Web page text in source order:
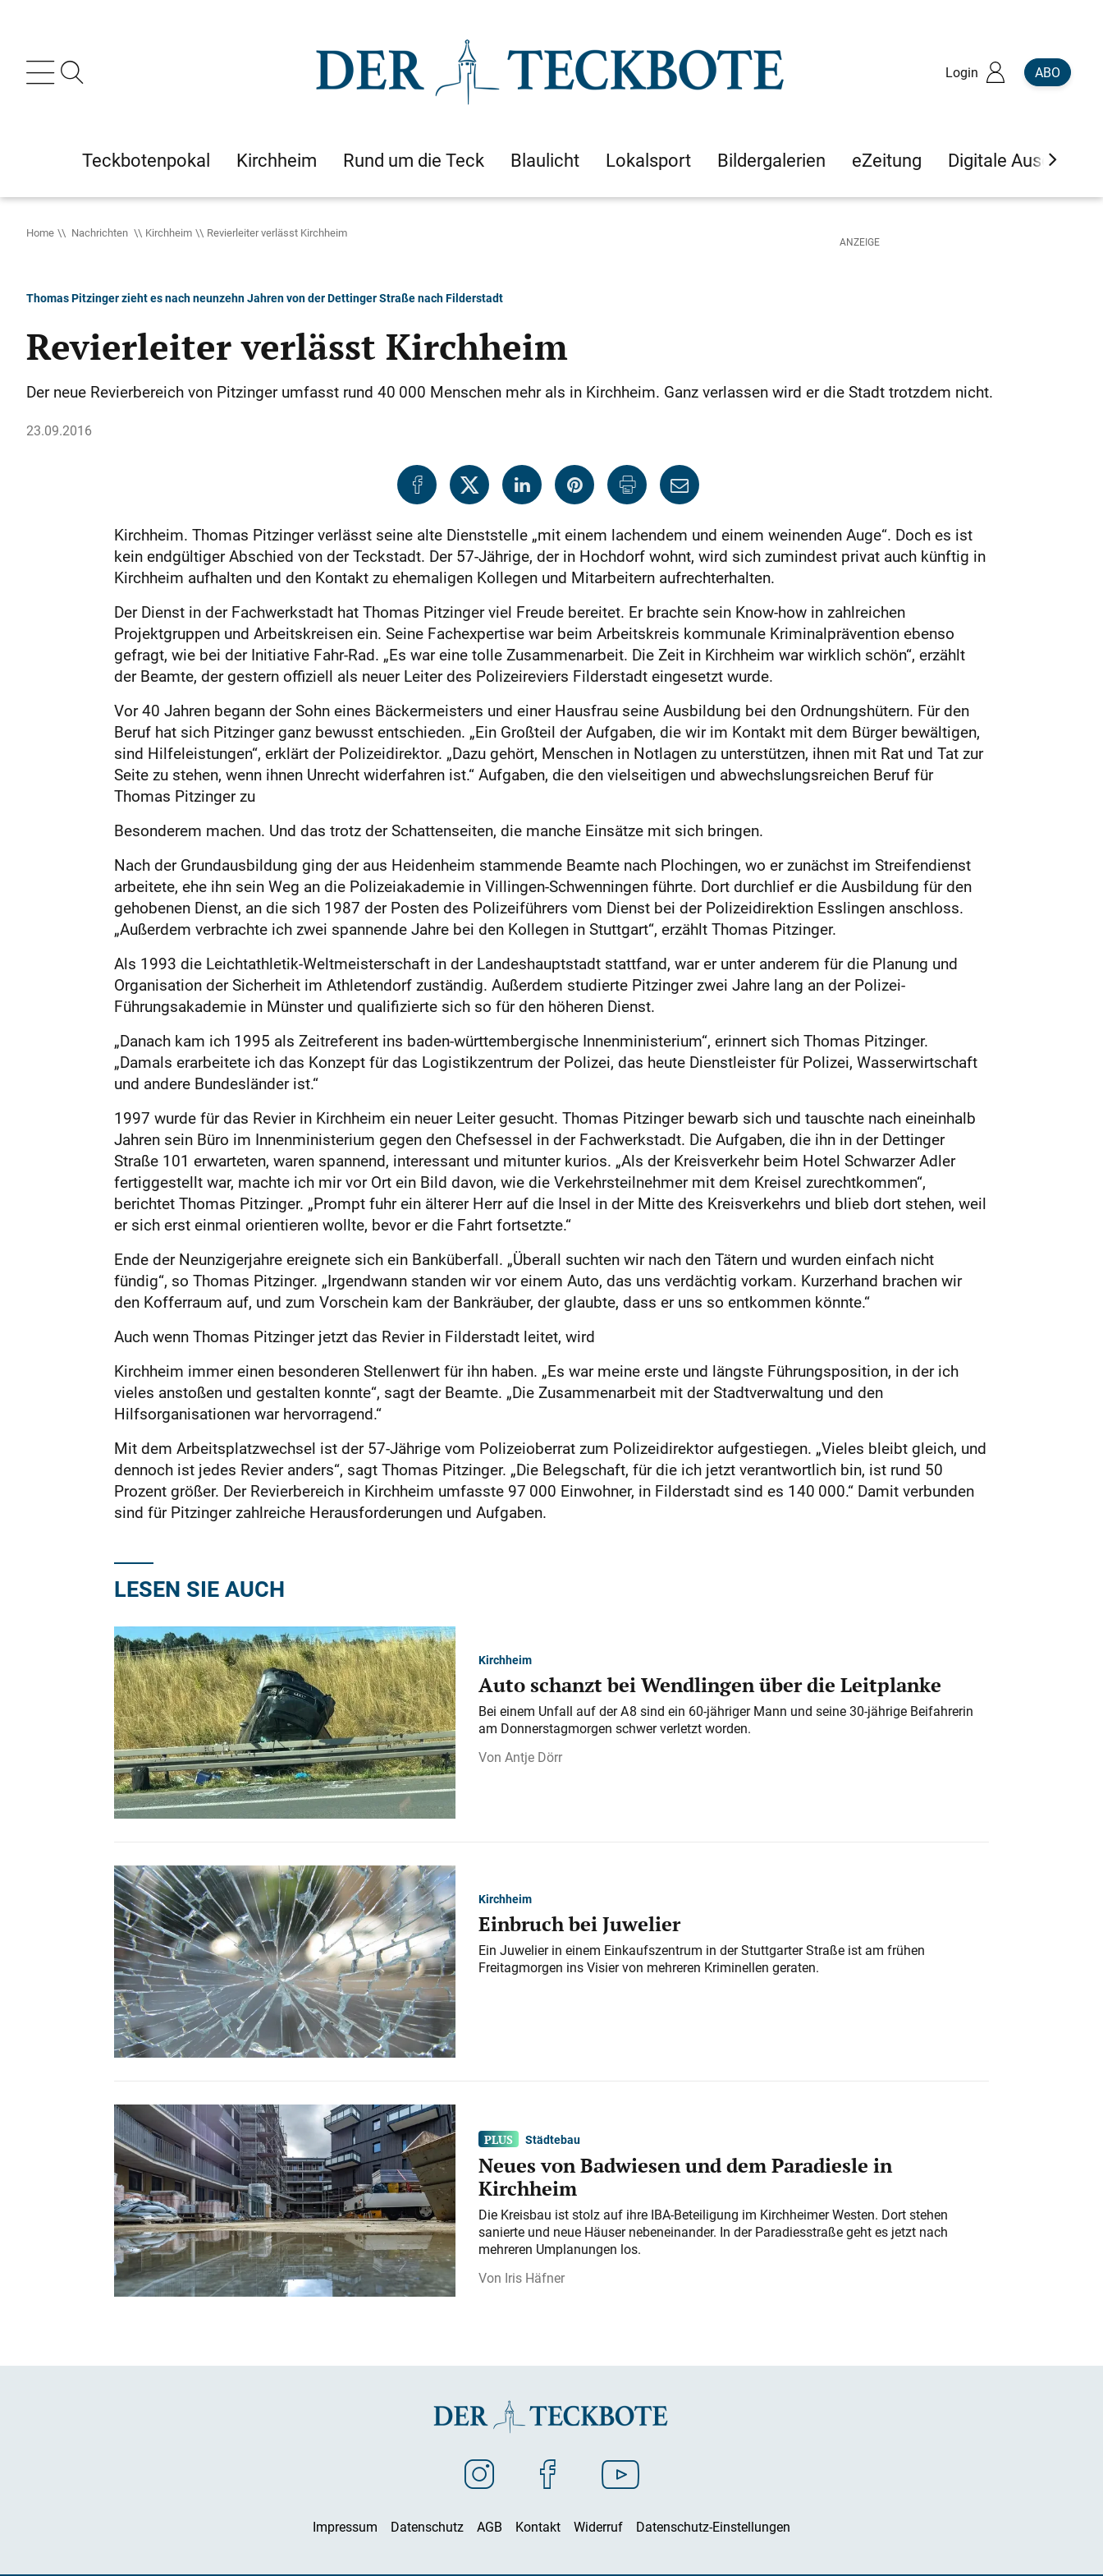
Login ABO
Teckbotenpokal Kirchheim Rund um die Teck Blaulicht Lokalsport Bildergalerien eZeitung Digitale Ausgaben
Home Nachrichten Kirchheim Revierleiter verlässt Kirchheim
Thomas Pitzinger zieht es nach neunzehn Jahren von der Dettinger Straße nach Filderstadt
Revierleiter verlässt Kirchheim
Der neue Revierbereich von Pitzinger umfasst rund 40 000 Menschen mehr als in Kirchheim. Ganz verlassen wird er die Stadt trotzdem nicht.
23.09.2016
Kirchheim. Thomas Pitzinger verlässt seine alte Dienststelle „mit einem lachendem und einem weinenden Auge“. Doch es ist
kein endgültiger Abschied von der Teckstadt. Der 57-Jährige, der in Hochdorf wohnt, wird sich zumindest privat auch künftig in
Kirchheim aufhalten und den Kontakt zu ehemaligen Kollegen und Mitarbeitern aufrechterhalten.
Der Dienst in der Fachwerkstadt hat Thomas Pitzinger viel Freude bereitet. Er brachte sein Know-how in zahlreichen
Projektgruppen und Arbeitskreisen ein. Seine Fachexpertise war beim Arbeitskreis kommunale Kriminalprävention ebenso
gefragt, wie bei der Initiative Fahr-Rad. „Es war eine tolle Zusammenarbeit. Die Zeit in Kirchheim war wirklich schön“, erzählt
der Beamte, der gestern offiziell als neuer Leiter des Polizeireviers Filderstadt eingesetzt wurde.
Vor 40 Jahren begann der Sohn eines Bäckermeisters und einer Hausfrau seine Ausbildung bei den Ordnungshütern. Für den
Beruf hat sich Pitzinger ganz bewusst entschieden. „Ein Großteil der Aufgaben, die wir im Kontakt mit dem Bürger bewältigen,
sind Hilfeleistungen“, erklärt der Polizeidirektor. „Dazu gehört, Menschen in Notlagen zu unterstützen, ihnen mit Rat und Tat zur
Seite zu stehen, wenn ihnen Unrecht widerfahren ist.“ Aufgaben, die den vielseitigen und abwechslungsreichen Beruf für
Thomas Pitzinger zu
Besonderem machen. Und das trotz der Schattenseiten, die manche Einsätze mit sich bringen.
Nach der Grundausbildung ging der aus Heidenheim stammende Beamte nach Plochingen, wo er zunächst im Streifendienst
arbeitete, ehe ihn sein Weg an die Polizeiakademie in Villingen-Schwenningen führte. Dort durchlief er die Ausbildung für den
gehobenen Dienst, an die sich 1987 der Posten des Polizeiführers vom Dienst bei der Polizeidirektion Esslingen anschloss.
„Außerdem verbrachte ich zwei spannende Jahre bei den Kollegen in Stuttgart“, erzählt Thomas Pitzinger.
Als 1993 die Leichtathletik-Weltmeisterschaft in der Landeshauptstadt stattfand, war er unter anderem für die Planung und
Organisation der Sicherheit im Athletendorf zuständig. Außerdem studierte Pitzinger zwei Jahre lang an der Polizei-
Führungsakademie in Münster und qualifizierte sich so für den höheren Dienst.
„Danach kam ich 1995 als Zeitreferent ins baden-württembergische Innenministerium“, erinnert sich Thomas Pitzinger.
„Damals erarbeitete ich das Konzept für das Logistikzentrum der Polizei, das heute Dienstleister für Polizei, Wasserwirtschaft
und andere Bundesländer ist.“
1997 wurde für das Revier in Kirchheim ein neuer Leiter gesucht. Thomas Pitzinger bewarb sich und tauschte nach eineinhalb
Jahren sein Büro im Innenministerium gegen den Chefsessel in der Fachwerkstadt. Die Aufgaben, die ihn in der Dettinger
Straße 101 erwarteten, waren spannend, interessant und mitunter kurios. „Als der Kreisverkehr beim Hotel Schwarzer Adler
fertiggestellt war, machte ich mir vor Ort ein Bild davon, wie die Verkehrsteilnehmer mit dem Kreisel zurechtkommen“,
berichtet Thomas Pitzinger. „Prompt fuhr ein älterer Herr auf die Insel in der Mitte des Kreisverkehrs und blieb dort stehen, weil
er sich erst einmal orientieren wollte, bevor er die Fahrt fortsetzte.“
Ende der Neunzigerjahre ereignete sich ein Banküberfall. „Überall suchten wir nach den Tätern und wurden einfach nicht
fündig“, so Thomas Pitzinger. „Irgendwann standen wir vor einem Auto, das uns verdächtig vorkam. Kurzerhand brachen wir
den Kofferraum auf, und zum Vorschein kam der Bankräuber, der glaubte, dass er uns so entkommen könnte.“
Auch wenn Thomas Pitzinger jetzt das Revier in Filderstadt leitet, wird
Kirchheim immer einen besonderen Stellenwert für ihn haben. „Es war meine erste und längste Führungsposition, in der ich
vieles anstoßen und gestalten konnte“, sagt der Beamte. „Die Zusammenarbeit mit der Stadtverwaltung und den
Hilfsorganisationen war hervorragend.“
Mit dem Arbeitsplatzwechsel ist der 57-Jährige vom Polizeioberrat zum Polizeidirektor aufgestiegen. „Vieles bleibt gleich, und
dennoch ist jedes Revier anders“, sagt Thomas Pitzinger. „Die Belegschaft, für die ich jetzt verantwortlich bin, ist rund 50
Prozent größer. Der Revierbereich in Kirchheim umfasste 97 000 Einwohner, in Filderstadt sind es 140 000.“ Damit verbunden
sind für Pitzinger zahlreiche He­rausforderungen und Aufgaben.
LESEN SIE AUCH
Kirchheim
Auto schanzt bei Wendlingen über die Leitplanke
Bei einem Unfall auf der A 8 sind ein 60-jähriger Mann und seine 30-jährige Beifahrerin
am Donnerstagmorgen schwer verletzt worden.
Antje Dörr
Kirchheim
Einbruch bei Juwelier
Ein Juwelier in einem Einkaufszentrum in der Stuttgarter Straße ist am frühen
Freitagmorgen ins Visier von mehreren Kriminellen geraten.
Städtebau
Neues von Badwiesen und dem Paradiesle in
Kirchheim
Die Kreisbau ist stolz auf ihre IBA-Beteiligung im Kirchheimer Westen. Dort stehen
sanierte und neue Häuser nebeneinander. In der Paradiesstraße geht es jetzt nach
mehreren Umplanungen los.
Iris Häfner
Impressum Datenschutz AGB Kontakt Widerruf Datenschutz-Einstellungen